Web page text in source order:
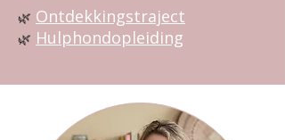
🌿 Ontdekkingstraject
🌿 Hulphondopleiding